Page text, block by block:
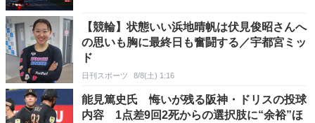
【競輪】状態いい浜地晴帆は伏見俊昭さんへ
の思いも胸に最終日も奮闘する／宇都宮ミッ
ド
日刊スポーツ 8/8(土) 1:16
能見篤史氏 悔いが残る阪神・ドリスの投球
内容 1点差9回2死からの選択肢に“余裕”ほ